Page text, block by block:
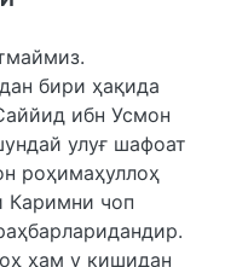
бири ҳақида
ибн Усмон
улуғ шафоат
роҳимаҳуллоҳ
Каримни чоп
ҳам у кишидан